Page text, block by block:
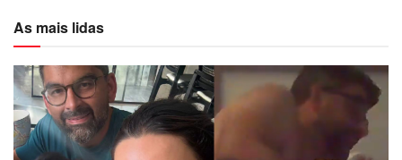
As mais lidas